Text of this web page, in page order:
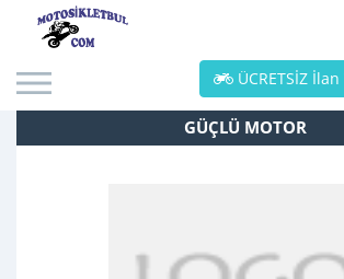
ÜCRETSİZ
GÜÇLÜ MOTOR